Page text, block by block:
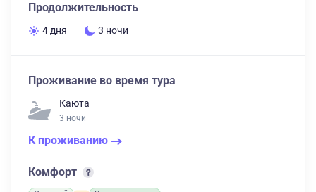
Продолжительность
4 дня 3 ночи
Проживание во время тура
Каюта
3 ночи
К проживанию
Комфорт